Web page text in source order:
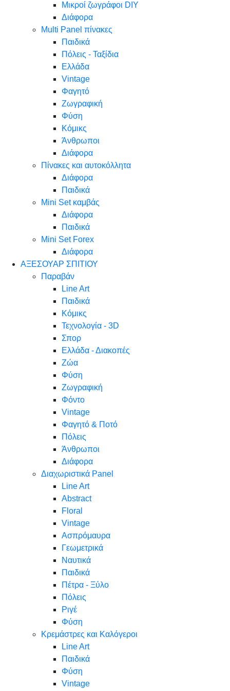
Μικροί ζωγράφοι DIY
Διάφορα
Multi Panel πίνακες
Παιδικά
Πόλεις - Ταξίδια
Ελλάδα
Vintage
Φαγητό
Ζωγραφική
Φύση
Κόμικς
Άνθρωποι
Διάφορα
Πίνακες και αυτοκόλλητα
Διάφορα
Παιδικά
Mini Set καμβάς
Διάφορα
Παιδικά
Mini Set Forex
Διάφορα
ΑΞΕΣΟΥΑΡ ΣΠΙΤΙΟΥ
Παραβάν
Line Art
Παιδικά
Κόμικς
Τεχνολογία - 3D
Σπορ
Ελλάδα - Διακοπές
Ζώα
Φύση
Ζωγραφική
Φόντο
Vintage
Φαγητό & Ποτό
Πόλεις
Άνθρωποι
Διάφορα
Διαχωριστικά Panel
Line Art
Abstract
Floral
Vintage
Ασπρόμαυρα
Γεωμετρικά
Ναυτικά
Παιδικά
Πέτρα - Ξύλο
Πόλεις
Ριγέ
Φύση
Κρεμάστρες και Καλόγεροι
Line Art
Παιδικά
Φύση
Vintage